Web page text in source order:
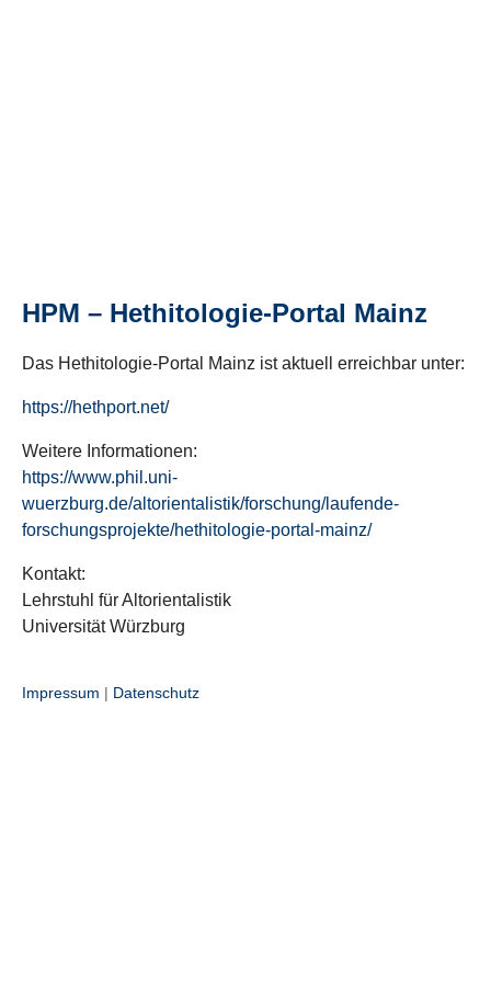
HPM – Hethitologie-Portal Mainz
Das Hethitologie-Portal Mainz ist aktuell erreichbar unter:
https://hethport.net/
Weitere Informationen:
https://www.phil.uni-
wuerzburg.de/altorientalistik/forschung/laufende-
forschungsprojekte/hethitologie-portal-mainz/
Kontakt:
Lehrstuhl für Altorientalistik
Universität Würzburg
Impressum | Datenschutz